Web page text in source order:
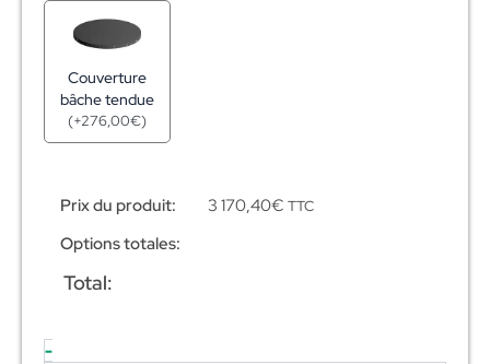
Couverture
bâche tendue
(+276,00€)
Prix du produit: 3 170,40€ TTC
Options totales:
Total:
-